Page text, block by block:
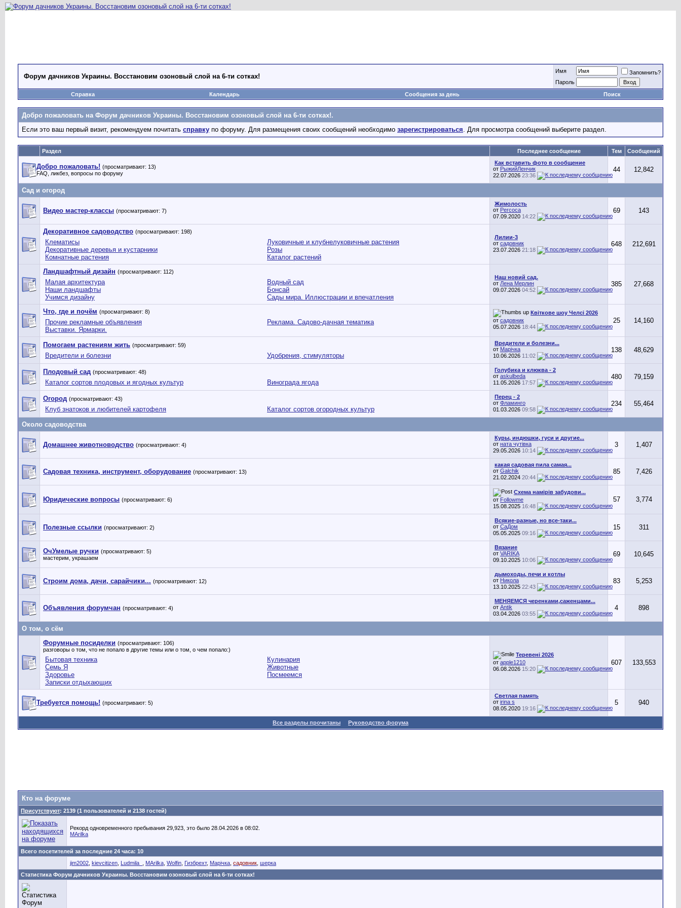
Форум дачников Украины. Восстановим озоновый слой на 6-ти сотках!
Имя
Запомнить?
Пароль
Справка
Календарь Сообщения за день Поиск
Добро пожаловать на Форум дачников Украины. Восстановим озоновый слой на 6-ти сотках!.
Если это ваш первый визит, рекомендуем почитать справку по форуму. Для размещения своих сообщений необходимо зарегистрироваться. Для просмотра сообщений выберите раздел.
Раздел Последнее сообщение Тем Сообщений
Добро пожаловать! (просматривают: 13)
FAQ, ликбез, вопросы по форуму
Как вставить фото в сообщение
от РыжийЛенчик
22.07.2026 23:36
44 12,842
Сад и огород
Видео мастер-классы (просматривают: 7)
Жимолость
от Percoca
07.09.2020 14:22
69 143
Декоративное садоводство (просматривают: 198)
Клематисы
Луковичные и клубнелуковичные растения
Декоративные деревья и кустарники
Розы
Комнатные растения
Каталог растений
Лилии-3
от садовник
23.07.2026 21:18
648 212,691
Ландшафтный дизайн (просматривают: 112)
Малая архитектура
Водный сад
Наши ландшафты
Бонсай
Учимся дизайну
Сады мира. Иллюстрации и впечатления
Наш новий сад.
от Лена Мерлин
09.07.2026 04:52
385 27,668
Что, где и почём (просматривают: 8)
Прочие рекламные объявления
Реклама. Садово-дачная тематика
Выставки. Ярмарки.
Квіткове шоу Челсі 2026
от садовник
05.07.2026 18:44
25 14,160
Помогаем растениям жить (просматривают: 59)
Вредители и болезни Удобрения, стимуляторы
Вредители и болезни...
от Марічка
10.06.2026 11:02
138 48,629
Плодовый сад (просматривают: 48)
Каталог сортов плодовых и ягодных культур Винограда ягода
Голубика и клюква - 2
от askulbeda
11.05.2026 17:57
480 79,159
Огород (просматривают: 43)
Клуб знатоков и любителей картофеля Каталог сортов огородных культур
Перец - 2
от Фламинго
01.03.2026 09:58
234 55,464
Около садоводства
Домашнее животноводство (просматривают: 4)
Куры, индюшки, гуси и другие...
от ната чутівка
29.05.2026 10:14
3 1,407
Садовая техника, инструмент, оборудование (просматривают: 13)
какая садовая пила самая...
от Galchik
21.02.2024 20:44
85 7,426
Юридические вопросы (просматривают: 6)
Схема намірів забудови...
от Followme
15.08.2025 16:48
57 3,774
Полезные ссылки (просматривают: 2)
Всякие-разные, но все-таки...
от СаДом
05.05.2025 09:16
15 311
ОчУмелые ручки (просматривают: 5)
мастерим, украшаем
Вязание
от VARIKA
09.10.2025 10:06
69 10,645
Строим дома, дачи, сарайчики... (просматривают: 12)
дымоходы, печи и котлы
от Никола
13.10.2025 22:43
83 5,253
Объявления форумчан (просматривают: 4)
МЕНЯЕМСЯ черенками,саженцами...
от Antik
03.04.2026 03:55
4 898
О том, о сём
Форумные посиделки (просматривают: 106)
разговоры о том, что не попало в другие темы или о том, о чем попало:)
Бытовая техника
Кулинария
Семь Я
Животные
Здоровье
Посмеемся
Записки отдыхающих
Теревені 2026
от apple1210
06.08.2026 15:20
607 133,553
Требуется помощь! (просматривают: 5)
Светлая память
от irina s
08.05.2020 19:16
5 940
Все разделы прочитаны Руководство форума
Кто на форуме
Присутствуют: 2139 (1 пользователей и 2138 гостей)
Рекорд одновременного пребывания 29,923, это было 28.04.2026 в 08:02.
MArilka
Всего посетителей за последние 24 часа: 10
jim2002 kievcitizen Ludmila_ MArilka Wolfin Гизбрехт, Марічка садовник шерка
Статистика Форум дачников Украины. Восстановим озоновый слой на 6-ти сотках!